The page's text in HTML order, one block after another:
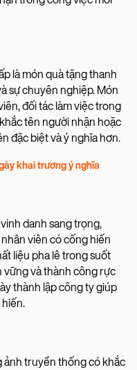
là món quà tặng thanh
sự chuyên nghiệp. Món
đối tác làm việc trong
tên người nhận hoặc
đặc biệt và ý nghĩa hơn.
khai trương ý nghĩa
danh sang trọng,
viên có cống hiến
liệu pha lê trong suốt
vững và thành công rực
thành lập công ty giúp
ảnh truyền thống có khắc